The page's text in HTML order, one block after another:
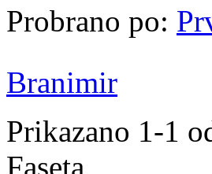
Probrano po:
Branimir
Prikazano 1-1
Faseta